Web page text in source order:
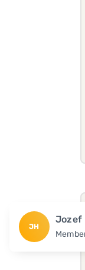
JH
Jozef